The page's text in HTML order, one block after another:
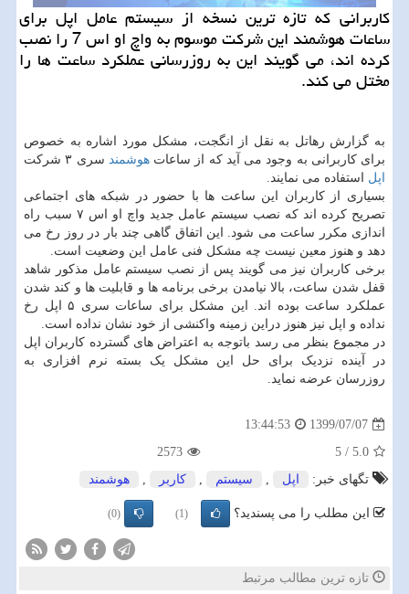
كاربرانی كه تازه ترین نسخه از سیستم عامل اپل برای
ساعات هوشمند این شركت موسوم به واچ او اس 7 را نصب
كرده اند، می گویند این به روزرسانی عملكرد ساعت ها را
مختل می كند.
به گزارش رهاتل به نقل از انگجت، مشکل مورد اشاره به خصوص
برای کاربرانی به وجود می آید که از ساعاتهوشمند سری ۳ شرکت
اپل استفاده می نمایند.
بسیاری از کاربران این ساعت ها با حضور در شبکه های اجتماعی
تصریح کرده اند که نصب سیستم عامل جدید واچ او اس ۷ سبب راه
اندازی مکرر ساعت می شود. این اتفاق گاهی چند بار در روز رخ می
دهد و هنوز معین نیست چه مشکل فنی عامل این وضعیت است.
برخی کاربران نیز می گویند پس از نصب سیستم عامل مذکور شاهد
قفل شدن ساعت، بالا نیامدن برخی برنامه ها و قابلیت ها و کند شدن
عملکرد ساعت بوده اند. این مشکل برای ساعات سری ۵ اپل رخ
نداده و اپل نیز هنوز دراین زمینه واکنشی از خود نشان نداده است.
در مجموع بنظر می رسد باتوجه به اعتراض های گسترده کاربران اپل
در آینده نزدیک برای حل این مشکل یک بسته نرم افزاری به
روزرسان عرضه نماید.
1399/07/07
13:44:53
5.0
/
5
2573
تگهای خبر:
اپل , سیستم , كاربر , هوشمند
این مطلب را می پسندید؟ (1)
(0)
تازه ترین مطالب مرتبط